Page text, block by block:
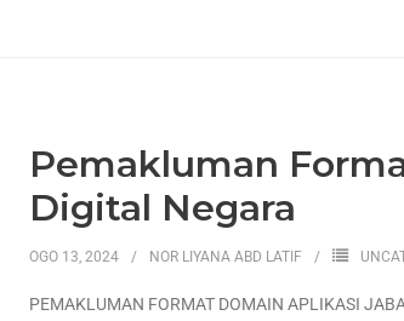
Pemakluman
Digital Negara
OGO 13, 2024 NOR LIYANA ABD LATIF
PEMAKLUMAN FORMAT DOMAIN APLIKASI